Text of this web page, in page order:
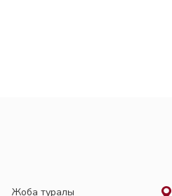
Жоба туралы